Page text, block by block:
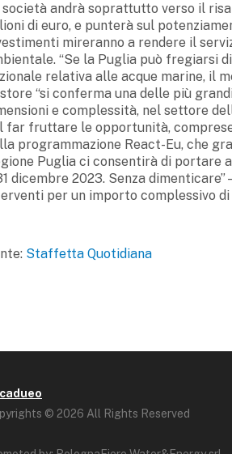
società andrà soprattutto verso il
di euro, e punterà sul
mireranno a rendere il
“Se la Puglia può fregiarsi
relativa alle acque marine, il
“si conferma una delle più
e complessità, nel settore
far fruttare le opportunità,
programmazione React-Eu, che
Puglia ci consentirà di
dicembre 2023. Senza
per un importo complessivo
Staffetta Quotidiana
© 2026 All Rights Reserved